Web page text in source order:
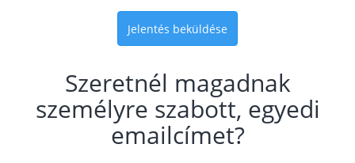
Jelentés beküldése
Szeretnél magadnak
személyre szabott, egyedi
emailcímet?